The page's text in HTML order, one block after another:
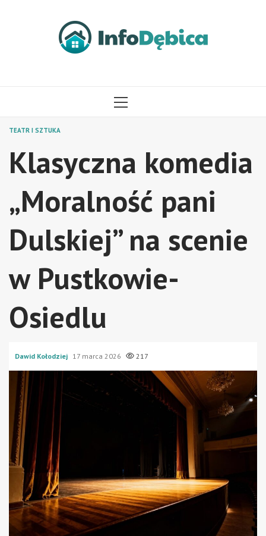
MENU
TEATR I SZTUKA
Klasyczna komedia
„Moralność pani
Dulskiej” na scenie
w Pustkowie-
Osiedlu
Dawid Kołodziej 17 marca 2026 217